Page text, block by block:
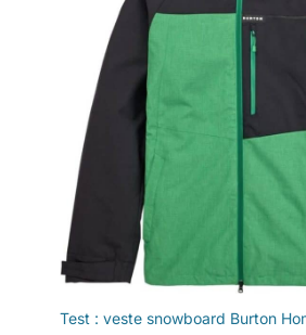
Test : veste snowboard Burton